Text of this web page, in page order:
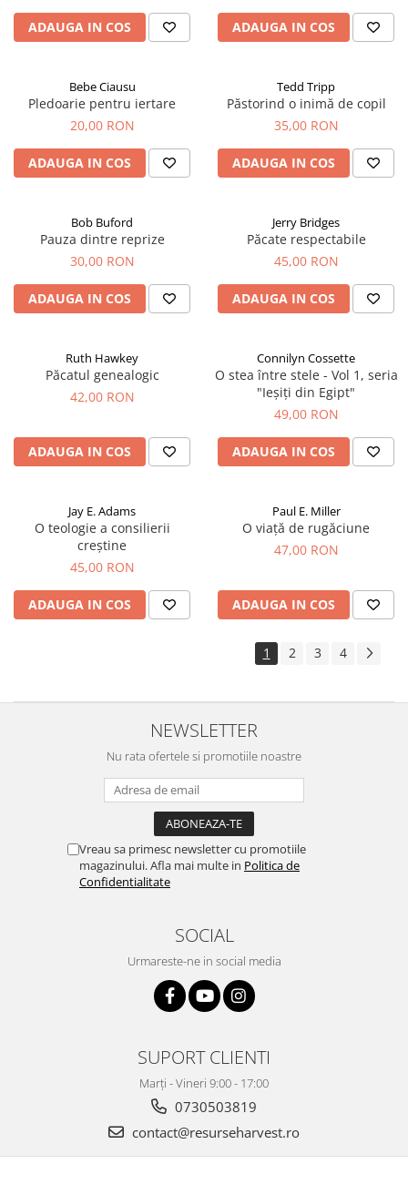
ADAUGA IN COS ADAUGA IN COS
Bebe Ciausu
Pledoarie pentru iertare
20,00 RON
ADAUGA IN COS
Tedd Tripp
Păstorind o inimă de copil
35,00 RON
ADAUGA IN COS
Bob Buford
Pauza dintre reprize
30,00 RON
ADAUGA IN COS
Jerry Bridges
Păcate respectabile
45,00 RON
ADAUGA IN COS
Ruth Hawkey
Păcatul genealogic
42,00 RON
ADAUGA IN COS
Connilyn Cossette
O stea între stele - Vol 1, seria
"Ieșiți din Egipt"
49,00 RON
ADAUGA IN COS
Jay E. Adams
O teologie a consilierii
creștine
45,00 RON
ADAUGA IN COS
Paul E. Miller
O viață de rugăciune
47,00 RON
ADAUGA IN COS
1 2 3 4
NEWSLETTER
Nu rata ofertele si promotiile noastre
Vreau sa primesc newsletter cu promotiile
magazinului. Afla mai multe in Politica de
Confidentialitate
SOCIAL
Urmareste-ne in social media
SUPORT CLIENTI
Marți - Vineri 9:00 - 17:00
0730503819
contact@resurseharvest.ro